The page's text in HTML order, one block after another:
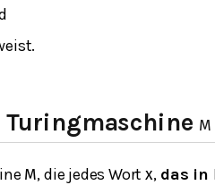
M
M, die jedes Wortx, das in